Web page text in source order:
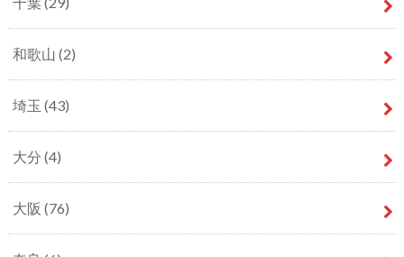
和歌山 (2)
埼玉 (43)
大分 (4)
大阪 (76)